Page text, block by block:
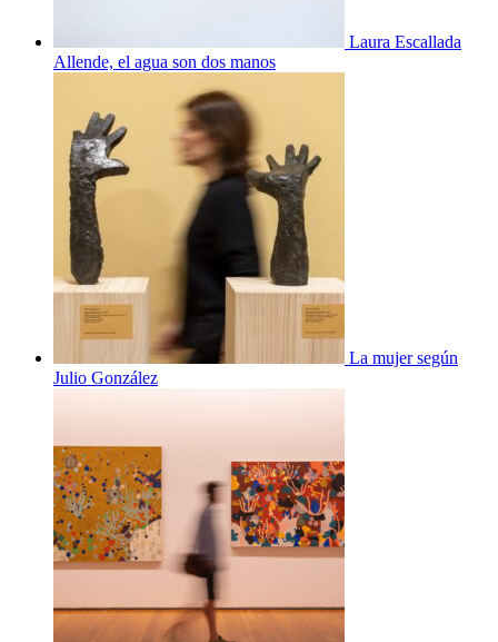
Laura Escallada
Allende, el agua son dos manos
La mujer según
Julio González